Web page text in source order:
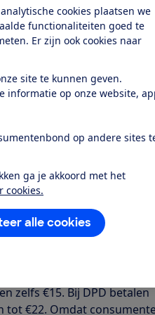
cookies plaatsen we
functionaliteiten goed te
Er zijn ook cookies naar
site te kunnen geven.
informatie op onze website,
op andere sites
ga je akkoord met het
cookies.
alle cookies
koopgedrag.
niets meer te bestellen bij
te zijn minder te gaan
in het buitenland een
zorgt voor minder willen
er zijn ook winkels die dat
direct verrekend? Dan
De
En die kunnen flink
betalen consumenten geen
betalen ze minimaal
zelfs €15. Bij DPD betalen
tot €22. Omdat